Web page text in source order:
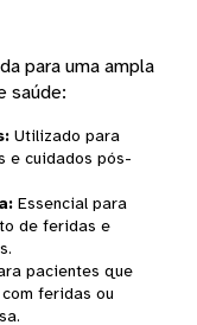
para uma ampla
saúde:
:Utilizado para
e cuidados pós-
:Essencial para
de feridas e
pacientes que
feridas ou